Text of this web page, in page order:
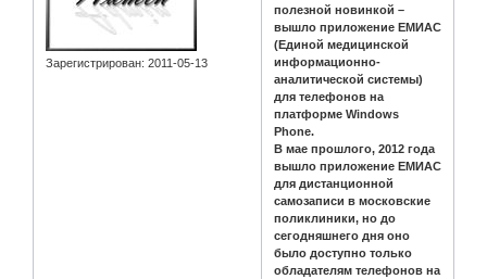
Зарегистрирован: 2011-05-13
полезной новинкой –
вышло приложение ЕМИАС
(Единой медицинской
информационно-
аналитической системы)
для телефонов на
платформе Windows
Phone.
В мае прошлого, 2012 года
вышло приложение ЕМИАС
для дистанционной
самозаписи в московские
поликлиники, но до
сегодняшнего дня оно
было доступно только
обладателям телефонов на